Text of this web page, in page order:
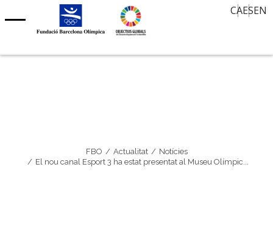
CAESEN
Oferta de treball
Aula d’Història
30 mirades, 30 anys després
Memòria Oral
Notícies
Contacte
FBO Actualitat
Notícies
El nou canal Esport 3 ha estat presentat al Museu Olímpic...